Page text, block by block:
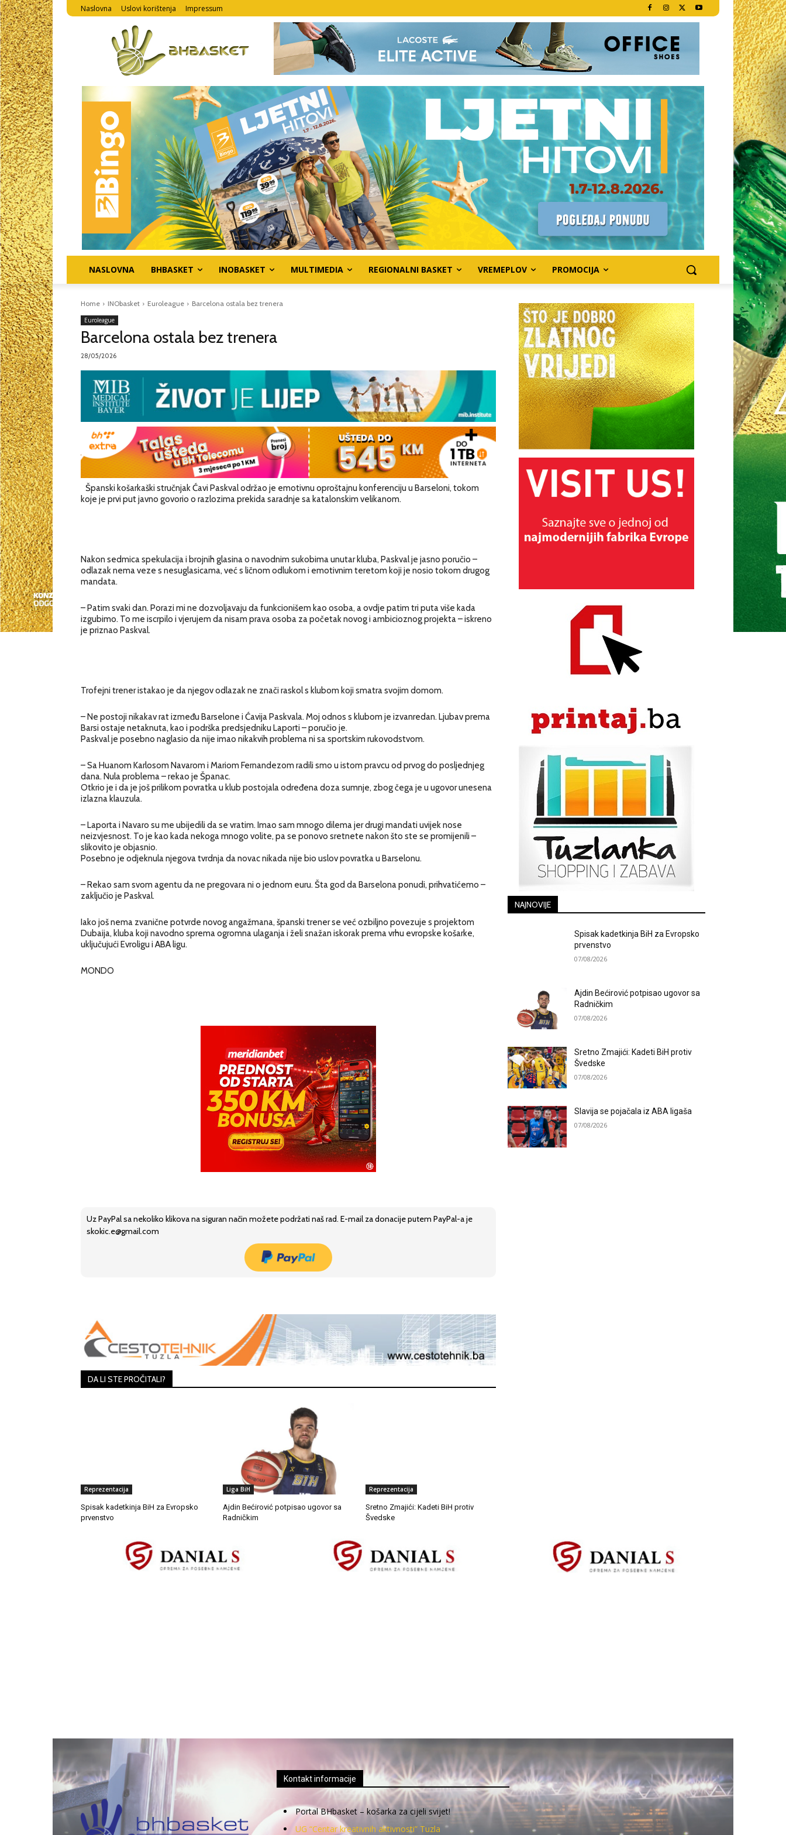
Naslovna Uslovi korištenja Impressum
NASLOVNA BHBASKET INOBASKET MULTIMEDIA REGIONALNI BASKET VREMEPLOV PROMOCIJA
Home INObasket Euroleague Barcelona ostala bez trenera
Euroleague
Barcelona ostala bez trenera
28/05/2026
Španski košarkaški stručnjak Ćavi Paskval održao je emotivnu oproštajnu konferenciju u Barseloni, tokom
koje je prvi put javno govorio o razlozima prekida saradnje sa katalonskim velikanom.
Nakon sedmica spekulacija i brojnih glasina o navodnim sukobima unutar kluba, Paskval je jasno poručio –
odlazak nema veze s nesuglasicama, već s ličnom odlukom i emotivnim teretom koji je nosio tokom drugog
mandata.
– Patim svaki dan. Porazi mi ne dozvoljavaju da funkcionišem kao osoba, a ovdje patim tri puta više kada
izgubimo. To me iscrpilo i vjerujem da nisam prava osoba za početak novog i ambicioznog projekta – iskreno
je priznao Paskval.
Trofejni trener istakao je da njegov odlazak ne znači raskol s klubom koji smatra svojim domom.
– Ne postoji nikakav rat između Barselone i Ćavija Paskvala. Moj odnos s klubom je izvanredan. Ljubav prema
Barsi ostaje netaknuta, kao i podrška predsjedniku Laporti – poručio je.
Paskval je posebno naglasio da nije imao nikakvih problema ni sa sportskim rukovodstvom.
– Sa Huanom Karlosom Navarom i Mariom Fernandezom radili smo u istom pravcu od prvog do posljednjeg
dana. Nula problema – rekao je Španac.
Otkrio je i da je još prilikom povratka u klub postojala određena doza sumnje, zbog čega je u ugovor unesena
izlazna klauzula.
– Laporta i Navaro su me ubijedili da se vratim. Imao sam mnogo dilema jer drugi mandati uvijek nose
neizvjesnost. To je kao kada nekoga mnogo volite, pa se ponovo sretnete nakon što ste se promijenili –
slikovito je objasnio.
Posebno je odjeknula njegova tvrdnja da novac nikada nije bio uslov povratka u Barselonu.
– Rekao sam svom agentu da ne pregovara ni o jednom euru. Šta god da Barselona ponudi, prihvatićemo –
zaključio je Paskval.
Iako još nema zvanične potvrde novog angažmana, španski trener se već ozbiljno povezuje s projektom
Dubaija, kluba koji navodno sprema ogromna ulaganja i želi snažan iskorak prema vrhu evropske košarke,
uključujući Evroligu i ABA ligu.
MONDO
Uz PayPal sa nekoliko klikova na siguran način možete podržati naš rad. E-mail za donacije putem PayPal-a je
skokic.e@gmail.com
DA LI STE PROČITALI?
Reprezentacija
Spisak kadetkinja BiH za Evropsko
prvenstvo
Liga BiH
Ajdin Bećirović potpisao ugovor sa
Radničkim
Reprezentacija
Sretno Zmajići: Kadeti BiH protiv
Švedske
NAJNOVIJE
Spisak kadetkinja BiH za Evropsko
prvenstvo
07/08/2026
Ajdin Bećirović potpisao ugovor sa
Radničkim
07/08/2026
Sretno Zmajići: Kadeti BiH protiv
Švedske
07/08/2026
Slavija se pojačala iz ABA ligaša
07/08/2026
Kontakt informacije
Portal BHbasket – košarka za cijeli svijet!
UG “Centar kreativnih aktivnosti” Tuzla